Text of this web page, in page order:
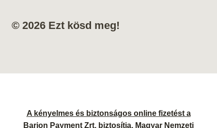
© 2026 Ezt kösd meg!
A kényelmes és biztonságos online fizetést a
Barion Payment Zrt. biztosítja. Magyar Nemzeti